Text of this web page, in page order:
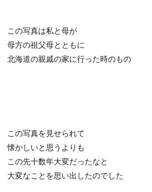
この写真は私と母が
母方の祖父母とともに
北海道の親戚の家に行った時のもの
この写真を見せられて
懐かしいと思うよりも
この先十数年大変だったなと
大変なことを思い出したのでした